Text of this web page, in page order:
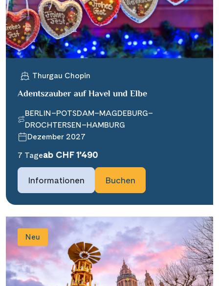
Thurgau Chopin
Adentszauber auf Havel und Elbe
BERLIN–POTSDAM–MAGDEBURG–
DROCHTERSEN–HAMBURG
Dezember 2027
7 Tageab CHF 1’490
Informationen Buchen
Neu